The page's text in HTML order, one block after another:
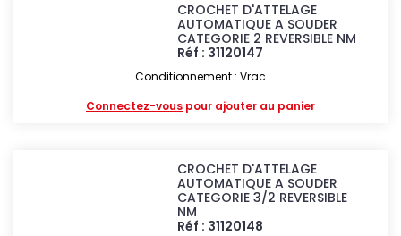
CROCHET D'ATTELAGE
AUTOMATIQUE A SOUDER
CATEGORIE 2 REVERSIBLE NM
Réf : 31120147
Conditionnement : Vrac
Connectez-vous pour ajouter au panier
CROCHET D'ATTELAGE
AUTOMATIQUE A SOUDER
CATEGORIE 3/2 REVERSIBLE
NM
Réf : 31120148